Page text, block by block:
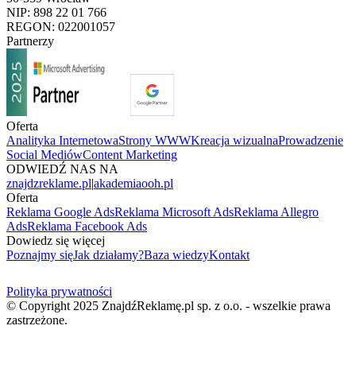
NIP: 898 22 01 766
REGON: 022001057
Partnerzy
Oferta
Analityka InternetowaStrony WWWKreacja wizualnaProwadzenie
Social MediówContent Marketing
ODWIEDŹ NAS NA
znajdzreklame.pl|akademiaooh.pl
Oferta
Reklama Google AdsReklama Microsoft AdsReklama Allegro
AdsReklama Facebook Ads
Dowiedz się więcej
Poznajmy sięJak działamy?Baza wiedzyKontakt
Polityka prywatności
© Copyright 2025 ZnajdźReklamę.pl sp. z o.o. - wszelkie prawa
zastrzeżone.